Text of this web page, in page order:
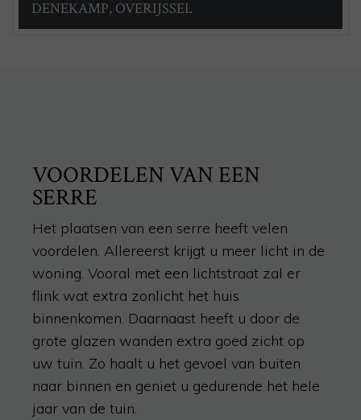
DENEKAMP, OVERIJSSEL
VOORDELEN VAN EEN
SERRE
Het plaatsen van een serre heeft velen
voordelen. Allereerst krijgt u meer licht in de
woning. Vooral met een lichtstraat zal er
flink wat extra zonlicht het huis
binnenkomen. Daarnaast heeft u door de
grote glazen wanden extra goed zicht op
uw tuin. Zo haalt u het gevoel van buiten
naar binnen en geniet u gedurende het hele
jaar van de tuin.